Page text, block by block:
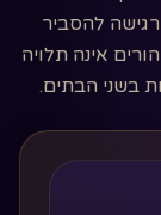
להסביר
אינה תלויה
בשני הבתים.